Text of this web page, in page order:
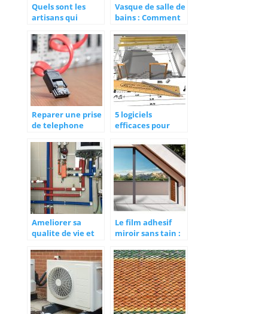
Quels sont les
artisans qui
dans des travaux
de construction
d’une maison ?
Vasque de salle de
bains : Comment
ideal ?
Reparer une prise
de telephone
s’y prendre ?
5 logiciels
efficaces pour
3D ?
Ameliorer sa
qualite de vie et
budget avec un
systeme de
chauffage
optimise
Le film adhesif
miroir sans tain :